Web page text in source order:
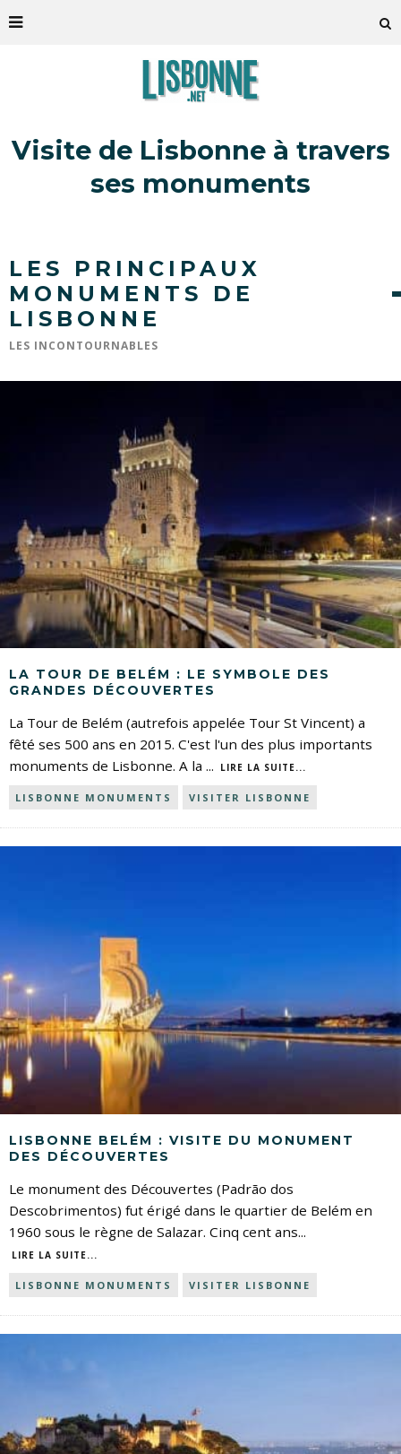
Visite de Lisbonne à travers
ses monuments
LES PRINCIPAUX
MONUMENTS DE
LISBONNE
LES INCONTOURNABLES
LA TOUR DE BELÉM : LE SYMBOLE DES
GRANDES DÉCOUVERTES
La Tour de Belém (autrefois appelée Tour St Vincent) a
fêté ses 500 ans en 2015. C'est l'un des plus importants
monuments de Lisbonne. A la ... LIRE LA SUITE...
LISBONNE MONUMENTS VISITER LISBONNE
LISBONNE BELÉM : VISITE DU MONUMENT
DES DÉCOUVERTES
Le monument des Découvertes (Padrão dos
Descobrimentos) fut érigé dans le quartier de Belém en
1960 sous le règne de Salazar. Cinq cent ans...
LIRE LA SUITE...
LISBONNE MONUMENTS VISITER LISBONNE